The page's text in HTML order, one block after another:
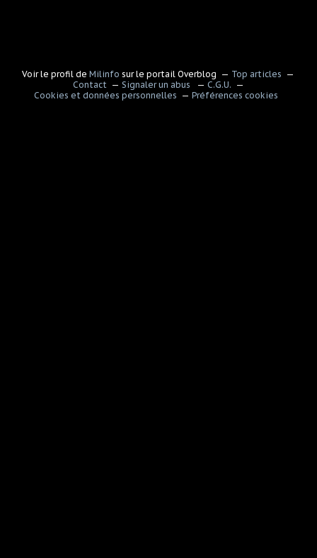
Voir le profil deMilinfo sur le portail Overblog
Top articles
Contact
Signaler un abus
C.G.U.
Cookies et données personnelles
Préférences cookies